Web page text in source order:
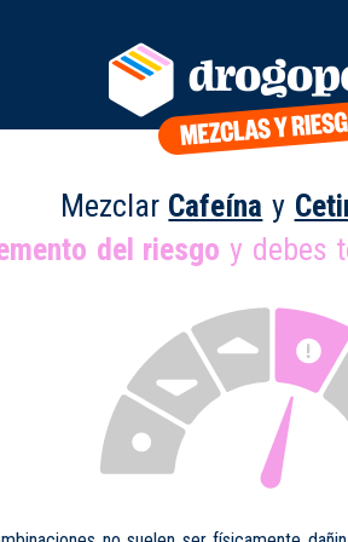
Mezclar Cafeína y
del riesgo y debes